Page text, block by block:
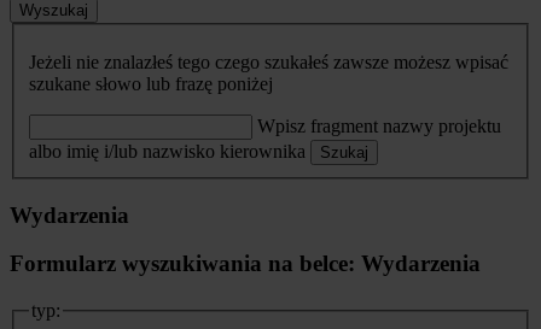
Wyszukaj
Jeżeli nie znalazłeś tego czego szukałeś zawsze możesz wpisać
szukane słowo lub frazę poniżej
Wpisz fragment nazwy projektu
albo imię i/lub nazwisko kierownika
Szukaj
Wydarzenia
Formularz wyszukiwania na belce: Wydarzenia
typ: